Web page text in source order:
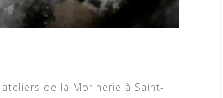
de la Morinerie à Saint-